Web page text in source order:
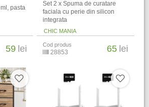
pasta
59 lei
Set 2 x Spuma de curatare
faciala cu perie din silicon
integrata
CHIC MANIA
Cod produs
28853 65 lei